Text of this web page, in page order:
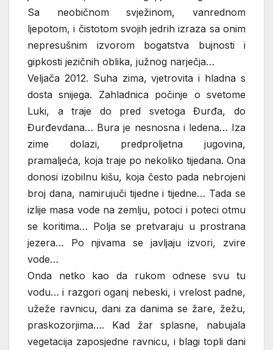
Sa neobičnom svježinom, vanrednom
ljepotom, i čistotom svojih jedrih izraza sa onim
nepresušnim izvorom bogatstva bujnosti i
gipkosti jezičnih oblika, južnog narječja…
Veljača 2012. Suha zima, vjetrovita i hladna s
dosta snijega. Zahladnica počinje o svetome
Luki, a traje do pred svetoga Đurđa, do
Đurđevdana… Bura je nesnosna i ledena… Iza
zime dolazi, predproljetna jugovina,
pramaljeća, koja traje po nekoliko tijedana. Ona
donosi izobilnu kišu, koja često pada nebrojeni
broj dana, namirujuči tijedne i tijedne… Tada se
izlije masa vode na zemlju, potoci i poteci otmu
se koritima… Polja se pretvaraju u prostrana
jezera… Po njivama se javljaju izvori, zvire
vode…
Onda netko kao da rukom odnese svu tu
vodu… i razgori oganj nebeski, i vrelost padne,
užeže ravnicu, dani za danima se žare, žežu,
praskozorjima…. Kad žar splasne, nabujala
vegetacija zaposjedne ravnicu, i blagi topli dani